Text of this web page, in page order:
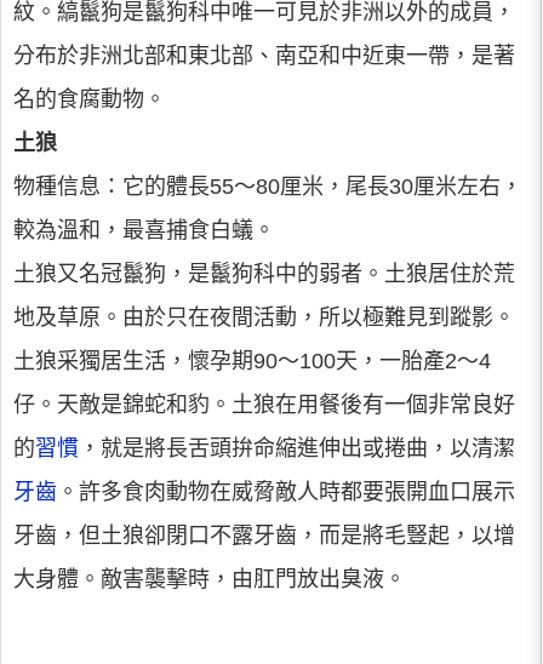
紋。縞鬣狗是鬣狗科中唯一可見於非洲以外的成員，
分布於非洲北部和東北部、南亞和中近東一帶，是著
名的食腐動物。
土狼
物種信息：它的體長55～80厘米，尾長30厘米左右，
較為溫和，最喜捕食白蟻。
土狼又名冠鬣狗，是鬣狗科中的弱者。土狼居住於荒
地及草原。由於只在夜間活動，所以極難見到蹤影。
土狼采獨居生活，懷孕期90～100天，一胎產2～4
仔。天敵是錦蛇和豹。土狼在用餐後有一個非常良好
的習慣 ，就是將長舌頭拚命縮進伸出或捲曲，以清潔
牙齒 。許多食肉動物在威脅敵人時都要張開血口展示
牙齒，但土狼卻閉口不露牙齒，而是將毛豎起，以增
大身體。敵害襲擊時，由肛門放出臭液。